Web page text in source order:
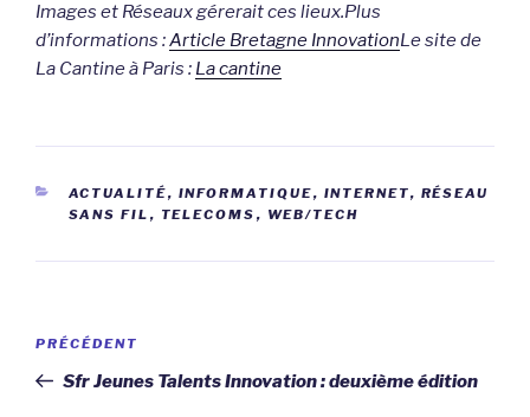
Images et Réseaux gérerait ces lieux.Plus
d’informations :Article Bretagne InnovationLe site de
La Cantine à Paris : La cantine
CATÉGORIES
ACTUALITÉ, INFORMATIQUE, INTERNET, RÉSEAU
SANS FIL , TELECOMS , WEB/TECH
Navigation
l’article
Article
précédent
PRÉCÉDENT
Sfr Jeunes Talents Innovation : deuxième édition